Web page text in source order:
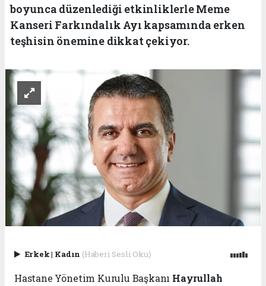
boyunca düzenlediği etkinliklerle Meme
Kanseri Farkındalık Ayı kapsamında erken
teşhisin önemine dikkat çekiyor.
Erkek| Kadın (Haberi Sesli Oku)
Hastane Yönetim Kurulu Başkanı Hayrullah